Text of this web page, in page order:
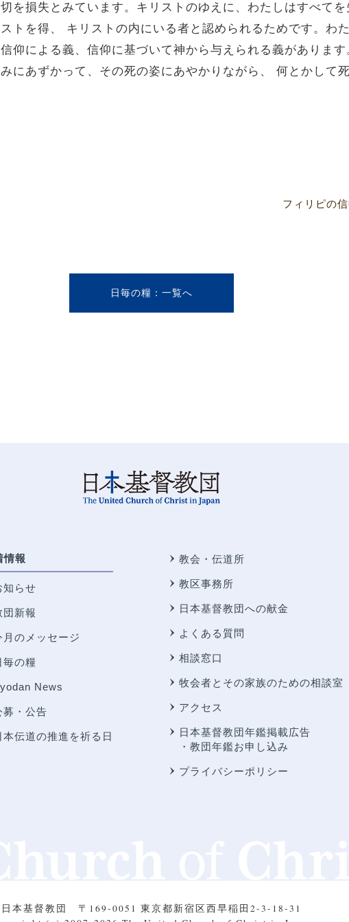
を損失とみています。キリストのゆえに、わたしはすべて
トを得、 キリストの内にいる者と認められるためです。わ
仰による義、信仰に基づいて神から与えられる義がありま
にあずかって、その死の姿にあやかりながら、 何とかして
フィリピの
日毎の糧
情報
知らせ
団新報
月のメッセージ
毎の糧
News
募・公告
本伝道の推進を祈る日
教会・伝道所
教区事務所
日本基督教団への献金
よくある質問
相談窓口
牧会者とその家族のための相談室
アクセス
日本基督教団年鑑掲載広告
・教団年鑑お申し込み
プライバシーポリシー
日本基督教団 〒169-0051 東京都新宿区西早稲田2-3-18-31